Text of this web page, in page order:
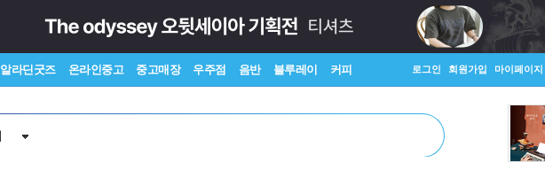
알라딘굿즈 온라인중고 중고매장 우주점 음반 블루레이 커피 로그인 회원가입 마이페이지